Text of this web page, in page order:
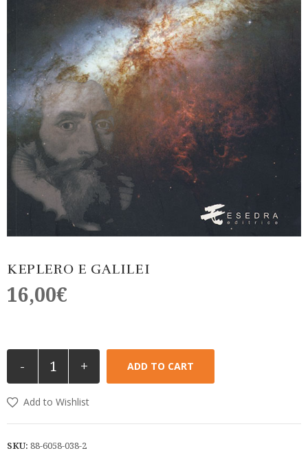
KEPLERO E GALILEI
16,00€
- + ADD TO CART
Add to Wishlist
SKU: 88-6058-038-2